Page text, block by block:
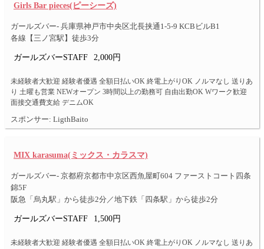
Girls Bar pieces(ピーシーズ)
ガールズバー- 兵庫県神戸市中央区北長挟通1-5-9 KCBビルB1
各線【三ノ宮駅】徒歩3分
ガールズバーSTAFF 2,000円
未経験者大歓迎 経験者優遇 全額日払いOK 終電上がりOK ノルマなし 送りあ
り 土曜も営業 NEWオープン 3時間以上の勤務可 自由出勤OK Wワーク歓迎
面接交通費支給 デニムOK
スポンサー: LigthBaito
MIX karasuma(ミックス・カラスマ)
ガールズバー- 京都府京都市中京区西魚屋町604 ファーストコート四条
錦5F
阪急「烏丸駅」から徒歩2分／地下鉄「四条駅」から徒歩2分
ガールズバーSTAFF 1,500円
未経験者大歓迎 経験者優遇 全額日払いOK 終電上がりOK ノルマなし 送りあ